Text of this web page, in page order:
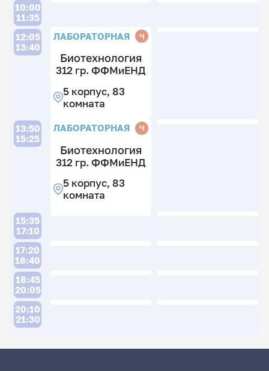
10:00
11:35
12:05
13:40
ЛАБОРАТОРНАЯ Ч
Биотехнология
312 гр. ФФМиЕНД
5 корпус, 83
комната
13:50
15:25
ЛАБОРАТОРНАЯ Ч
Биотехнология
312 гр. ФФМиЕНД
5 корпус, 83
комната
15:35
17:10
17:20
18:40
18:45
20:05
20:10
21:30